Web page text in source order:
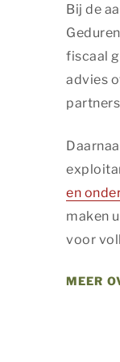
Bij de
fiscaal
advies
en
maken
voor
MEER